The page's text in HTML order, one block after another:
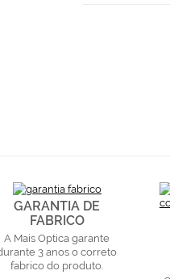
GARANTIA DE
FABRICO
A Mais Optica garante
3 anos o correto
fabrico do produto.